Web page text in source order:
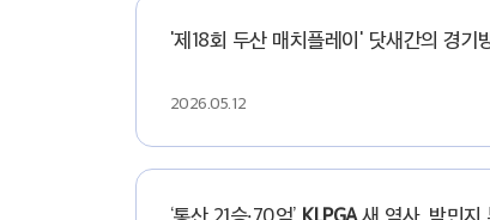
'제18회 두산 매치플레이' 닷새간의 경기
2026.05.12
‘통산 21승·70억’ KLPGA새 역사, 박민지